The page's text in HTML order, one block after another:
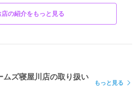
店の紹介をもっと見る
ムズ寝屋川店の取り扱い
もっと見る